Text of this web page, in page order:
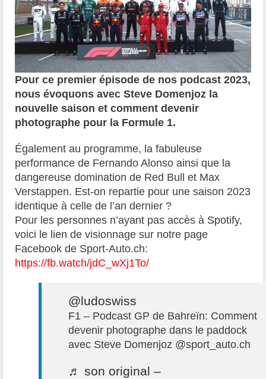
Pour ce premier épisode de nos podcast 2023,
nous évoquons avec Steve Domenjoz la
nouvelle saison et comment devenir
photographe pour la Formule 1.
Également au programme, la fabuleuse
performance de Fernando Alonso ainsi que la
dangereuse domination de Red Bull et Max
Verstappen. Est-on repartie pour une saison 2023
identique à celle de l’an dernier ?
Pour les personnes n’ayant pas accès à Spotify,
voici le lien de visionnage sur notre page
Facebook de Sport-Auto.ch:
https://fb.watch/jdC_wXj1To/
@ludoswiss
F1 – Podcast GP de Bahreïn: Comment
devenir photographe dans le paddock
avec Steve Domenjoz @sport_auto.ch
♬ son original –